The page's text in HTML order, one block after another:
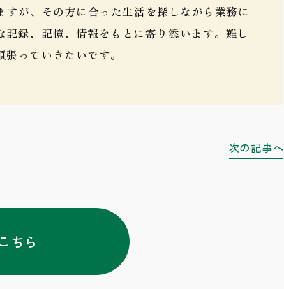
が、その方に合った生活を探しながら業務に
録、記憶、情報をもとに寄り添います。難し
っていきたいです。
次の記事へ
ちら